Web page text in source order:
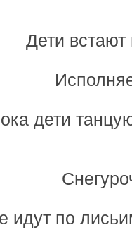
Дети встают
дети
идут по